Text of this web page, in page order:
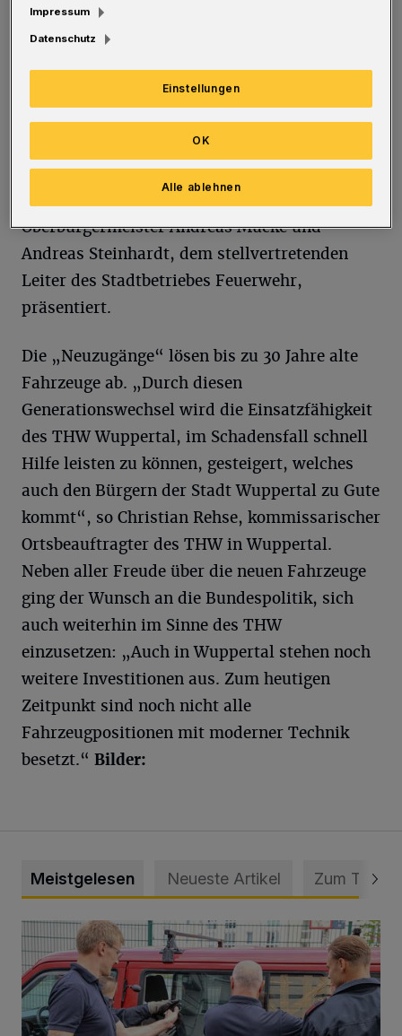
Die zwei Gerätekraftwagen, die in den
Bergungsgruppen eingesetzt werden, ein Lkw-
Kipper für die Fachgruppe Räumen und ein
Mannschaftslastwagen IV für die Fachgruppe
Infrastruktur stehen an der THW-Zentrale in
Otto-Hahn-Straße in Ronsdorf. Dort wurden
sie nun den Bundestagsabgeordneten Jürgen
Hardt (CDU) und Helge Lindh (SPD),
Oberbürgermeister Andreas Mucke und
Andreas Steinhardt, dem stellvertretenden
Leiter des Stadtbetriebes Feuerwehr,
präsentiert.
Die „Neuzugänge“ lösen bis zu 30 Jahre alte
Fahrzeuge ab. „Durch diesen
Generationswechsel wird die Einsatzfähigkeit
des THW Wuppertal, im Schadensfall schnell
Hilfe leisten zu können, gesteigert, welches
auch den Bürgern der Stadt Wuppertal zu Gute
kommt“, so Christian Rehse, kommissarischer
Ortsbeauftragter des THW in Wuppertal.
Neben aller Freude über die neuen Fahrzeuge
ging der Wunsch an die Bundespolitik, sich
auch weiterhin im Sinne des THW
einzusetzen: „Auch in Wuppertal stehen noch
weitere Investitionen aus. Zum heutigen
Zeitpunkt sind noch nicht alle
Fahrzeugpositionen mit moderner Technik
besetzt.“ Bilder:
Meistgelesen Neueste Artikel Zum Thema
Feuerwehr befreit Kind aus verschlossenem VW Bulli
Impressum
Datenschutz
Einstellungen
Alle ablehnen
OK